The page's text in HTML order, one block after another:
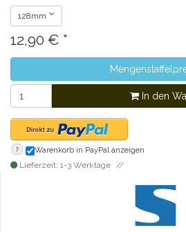
128mm
12,90 € *
In den
? Warenkorb in PayPal anzeigen
Lieferzeit: 1-3 Werktage